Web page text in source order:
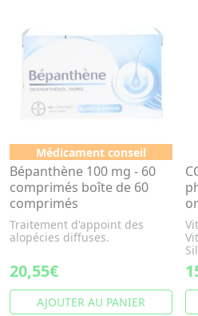
Médicament conseil
Bépanthène 100 mg - 60
comprimés boîte de 60
comprimés
Traitement d'appoint des
alopécies diffuses.
20,55€
AJOUTER AU PANIER